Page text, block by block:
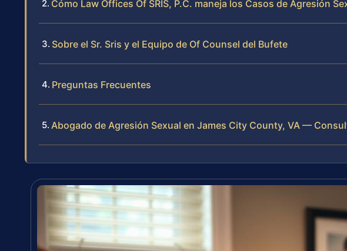
Cómo Law Offices Of SRIS, P.C. maneja los Casos de Agresión
Sobre el Sr. Sris y el Equipo de Of Counsel del Bufete
Preguntas Frecuentes
Abogado de Agresión Sexual en James City County, VA —